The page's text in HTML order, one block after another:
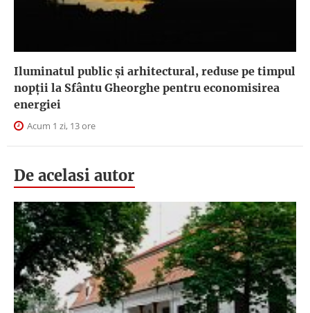
Iluminatul public şi arhitectural, reduse pe timpul
nopţii la Sfântu Gheorghe pentru economisirea
energiei
Acum 1 zi, 13 ore
De acelasi autor